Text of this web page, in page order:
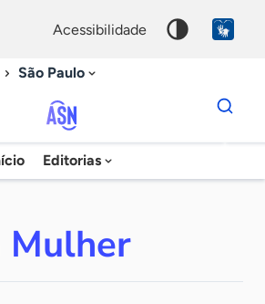
acessibilidade
São Paulo
Agência
Sebrae
Notícias
Editorias
Dados
para
chave
Mulher